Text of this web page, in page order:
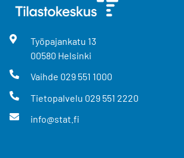
Työpajankatu 13
00580 Helsinki
Vaihde 029 551 1000
Tietopalvelu 029 551 2220
info@stat.fi